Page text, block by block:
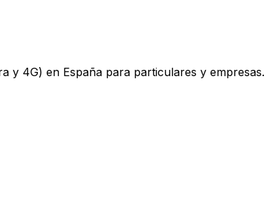
y 4G) en España para particulares y empresas.